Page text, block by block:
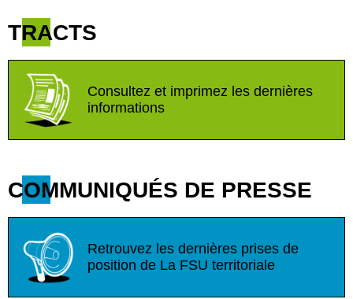
TRACTS
Consultez et imprimez les dernières
informations
COMMUNIQUÉS DE PRESSE
Retrouvez les dernières prises de
position de La FSU territoriale